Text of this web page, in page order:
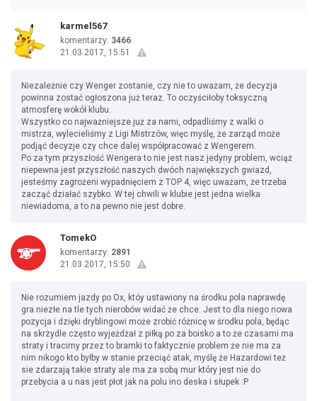
karmel567
komentarzy: 3466
21.03.2017, 15:51
Niezależnie czy Wenger zostanie, czy nie to uważam, że decyzja
powinna zostać ogłoszona już teraz. To oczyściłoby toksyczną
atmosferę wokół klubu.
Wszystko co najważniejsze już za nami, odpadliśmy z walki o
mistrza, wylecieliśmy z Ligi Mistrzów, więc myślę, że zarząd może
podjąć decyzje czy chce dalej współpracować z Wengerem.
Po za tym przyszłość Wengera to nie jest nasz jedyny problem, wciąż
niepewna jest przyszłość naszych dwóch największych gwiazd,
jesteśmy zagrożeni wypadnięciem z TOP 4, więc uważam, że trzeba
zacząć działać szybko. W tej chwili w klubie jest jedna wielka
niewiadoma, a to na pewno nie jest dobre.
TomekO
komentarzy: 2891
21.03.2017, 15:50
Nie rozumiem jazdy po Ox, któy ustawiony na środku pola naprawdę
gra niezłe na tle tych nierobów widać że chce. Jest to dla niego nowa
pozycja i dzięki dryblingowi może zrobić różnicę w środku pola, będąc
na skrzydle często wyjeżdżał z piłką po za boisko a to że czasami ma
straty i tracimy przez to bramki to faktycznie problem że nie ma za
nim nikogo kto byłby w stanie przeciąć atak, myślę że Hazardowi też
sie zdarzają takie straty ale ma za sobą mur który jest nie do
przebycia a u nas jest płot jak na polu ino deska i słupek :P